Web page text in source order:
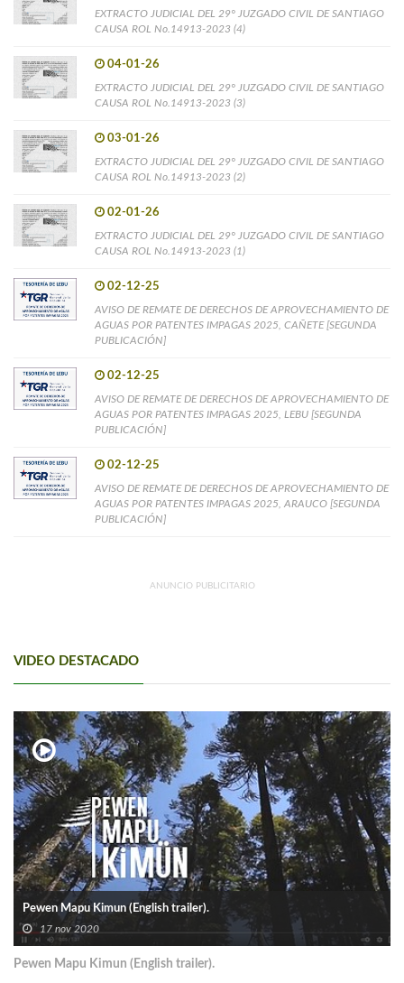
EXTRACTO JUDICIAL DEL 29° JUZGADO CIVIL DE SANTIAGO
CAUSA ROL No.14913-2023 (4)
04-01-26
EXTRACTO JUDICIAL DEL 29° JUZGADO CIVIL DE SANTIAGO
CAUSA ROL No.14913-2023 (3)
03-01-26
EXTRACTO JUDICIAL DEL 29° JUZGADO CIVIL DE SANTIAGO
CAUSA ROL No.14913-2023 (2)
02-01-26
EXTRACTO JUDICIAL DEL 29° JUZGADO CIVIL DE SANTIAGO
CAUSA ROL No.14913-2023 (1)
02-12-25
AVISO DE REMATE DE DERECHOS DE APROVECHAMIENTO DE
AGUAS POR PATENTES IMPAGAS 2025, CAÑETE [SEGUNDA
PUBLICACIÓN]
02-12-25
AVISO DE REMATE DE DERECHOS DE APROVECHAMIENTO DE
AGUAS POR PATENTES IMPAGAS 2025, LEBU [SEGUNDA
PUBLICACIÓN]
02-12-25
AVISO DE REMATE DE DERECHOS DE APROVECHAMIENTO DE
AGUAS POR PATENTES IMPAGAS 2025, ARAUCO [SEGUNDA
PUBLICACIÓN]
ANUNCIO PUBLICITARIO
VIDEO DESTACADO
Pewen Mapu Kimun (English trailer).
17 nov 2020
Pewen Mapu Kimun (English trailer).